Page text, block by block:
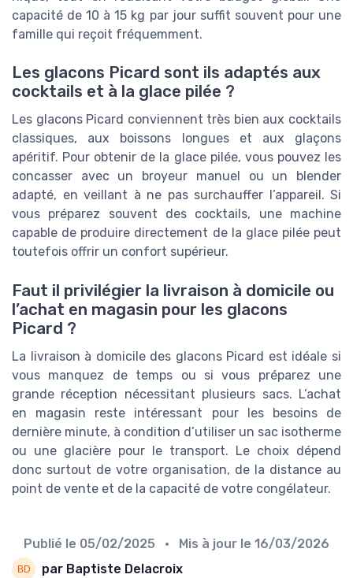
capacité de 10 à 15 kg par jour suffit souvent pour une
famille qui reçoit fréquemment.
Les glacons Picard sont ils adaptés aux
cocktails et à la glace pilée ?
Les glacons Picard conviennent très bien aux cocktails
classiques, aux boissons longues et aux glaçons
apéritif. Pour obtenir de la glace pilée, vous pouvez les
concasser avec un broyeur manuel ou un blender
adapté, en veillant à ne pas surchauffer l’appareil. Si
vous préparez souvent des cocktails, une machine
capable de produire directement de la glace pilée peut
toutefois offrir un confort supérieur.
Faut il privilégier la livraison à domicile ou
l’achat en magasin pour les glacons
Picard ?
La livraison à domicile des glacons Picard est idéale si
vous manquez de temps ou si vous préparez une
grande réception nécessitant plusieurs sacs. L’achat
en magasin reste intéressant pour les besoins de
dernière minute, à condition d’utiliser un sac isotherme
ou une glacière pour le transport. Le choix dépend
donc surtout de votre organisation, de la distance au
point de vente et de la capacité de votre congélateur.
Publié le 05/02/2025 • Mis à jour le 16/03/2026
par Baptiste Delacroix